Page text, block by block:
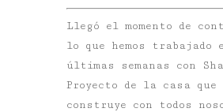
Llegó el momento de
lo que hemos trabajado
últimas semanas con
Proyecto de la casa que
construye con todos